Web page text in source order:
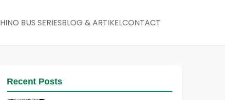
HINO BUS SERIESBLOG & ARTIKELCONTACT
Recent Posts